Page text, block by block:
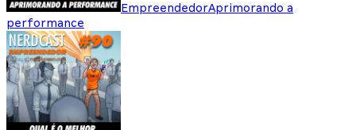
EmpreendedorAprimorando a
performance